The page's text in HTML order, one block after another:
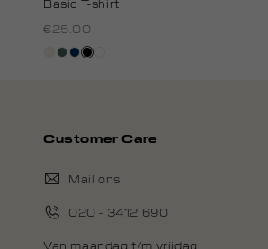
Basic T-shirt
€25.00
kit,groen,
donkerblauw
zwart
Customer Care
Mail ons
020 - 3412 690